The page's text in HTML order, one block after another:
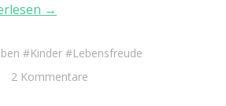
→
Kinder
Lebensfreude
2 Kommentare